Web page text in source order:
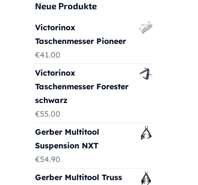
Neue Produkte
Victorinox
Taschenmesser Pioneer
€41.00
Victorinox
Taschenmesser Forester
schwarz
€55.00
Gerber Multitool
Suspension NXT
€54.90
Gerber Multitool Truss